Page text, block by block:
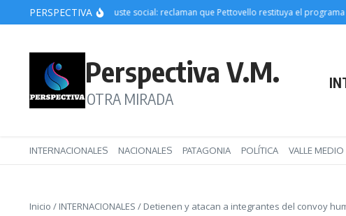
Saltar al contenido
PERSPECTIVA
las críticas al ajuste social: reclaman que Pettovello restituya el programa
Perspectiva V.M.
OTRA MIRADA
INTERNACIONALES NACIONALES PATAGONIA POLÍTICA VALLE MEDIO
Inicio / INTERNACIONALES / Detienen y atacan a integrantes del convoy